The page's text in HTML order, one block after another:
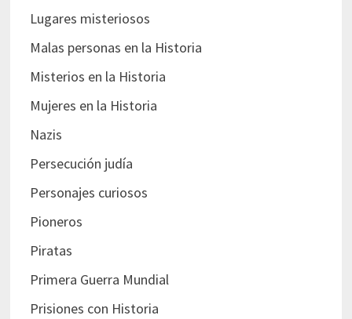
Lugares misteriosos
Malas personas en la Historia
Misterios en la Historia
Mujeres en la Historia
Nazis
Persecución judía
Personajes curiosos
Pioneros
Piratas
Primera Guerra Mundial
Prisiones con Historia